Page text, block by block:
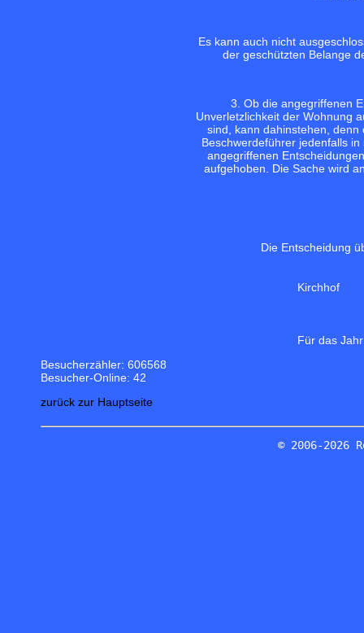
Es kann auch nicht
der geschützten Belange
3. Ob die angegriffenen
Unverletzlichkeit der Wohnung
sind, kann dahinstehen,
Beschwerdeführer jedenfalls
angegriffenen
aufgehoben. Die Sache wird
Die Entscheidung
Kirchhof
Für das
Besucherzähler: 606568
Besucher-Online: 42
zurück zur Hauptseite
© 2006-2026